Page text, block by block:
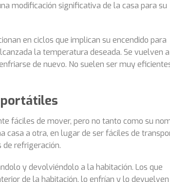
modificación significativa de la casa para su
en ciclos que implican su encendido para
la temperatura deseada. Se vuelven a
de nuevo. No suelen ser muy
fáciles de mover, pero no tanto como su
casa a otra, en lugar de ser fáciles de
de refrigeración.
y devolviéndolo a la habitación. Los que
de la habitación, lo enfrían y lo